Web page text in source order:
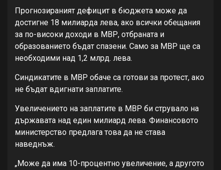
Прогнозираният дефицит в бюджета може да
достигне 18 милиарда лева, ако всички обещания
за по-високи доходи в МВР, отбраната и
образованието бъдат спазени. Само за МВР ще са
необходими над 1,2 млрд. лева.
Синдикатите в МВР обаче са готови за протест, ако
не бъдат вдигнати заплатите.
Увеличението на заплатите в МВР би струвало на
държавата над един милиард лева. Финансовото
министерство предлага това да не става
наведнъж.
„Може да има 10-процентно увеличение, а другото